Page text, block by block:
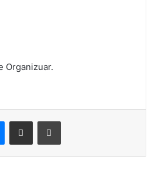
Organizuar.
Messenger Shpërndajeni me anë të postës elektronike Printoje